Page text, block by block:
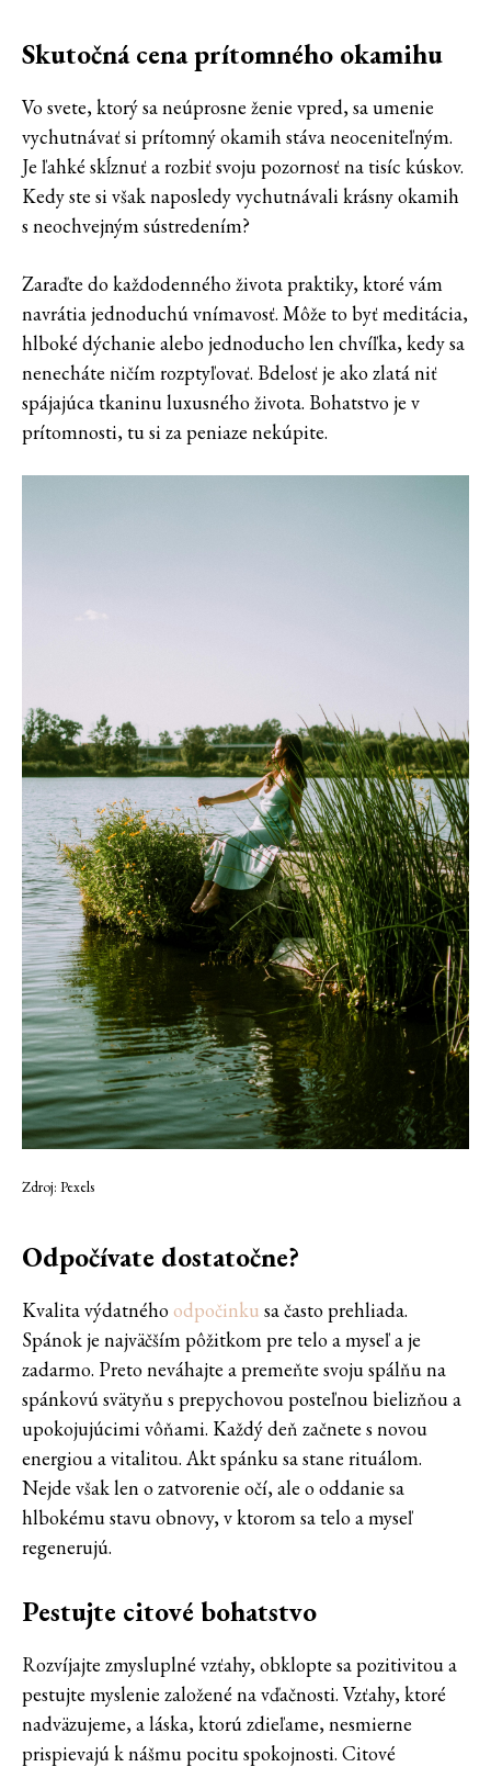
Skutočná cena prítomného okamihu
Vo svete, ktorý sa neúprosne ženie vpred, sa umenie
vychutnávať si prítomný okamih stáva neoceniteľným.
Je ľahké skĺznuť a rozbiť svoju pozornosť na tisíc kúskov.
Kedy ste si však naposledy vychutnávali krásny okamih
s neochvejným sústredením?
Zaraďte do každodenného života praktiky, ktoré vám
navrátia jednoduchú vnímavosť. Môže to byť meditácia,
hlboké dýchanie alebo jednoducho len chvíľka, kedy sa
nenecháte ničím rozptyľovať. Bdelosť je ako zlatá niť
spájajúca tkaninu luxusného života. Bohatstvo je v
prítomnosti, tu si za peniaze nekúpite.
Zdroj: Pexels
Odpočívate dostatočne?
Kvalita výdatnéhoodpočinku sa často prehliada.
Spánok je najväčším pôžitkom pre telo a myseľ a je
zadarmo. Preto neváhajte a premeňte svoju spálňu na
spánkovú svätyňu s prepychovou posteľnou bielizňou a
upokojujúcimi vôňami. Každý deň začnete s novou
energiou a vitalitou. Akt spánku sa stane rituálom.
Nejde však len o zatvorenie očí, ale o oddanie sa
hlbokému stavu obnovy, v ktorom sa telo a myseľ
regenerujú.
Pestujte citové bohatstvo
Rozvíjajte zmysluplné vzťahy, obklopte sa pozitivitou a
pestujte myslenie založené na vďačnosti. Vzťahy, ktoré
nadväzujeme, a láska, ktorú zdieľame, nesmierne
prispievajú k nášmu pocitu spokojnosti. Citové